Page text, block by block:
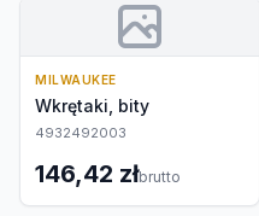
MILWAUKEE
Wkrętaki, bity
4932492003
146,42 złbrutto